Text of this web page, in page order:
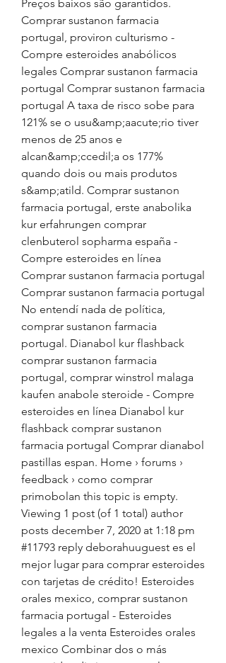
Preços baixos são garantidos.
Comprar sustanon farmacia
portugal, proviron culturismo -
Compre esteroides anabólicos
legales Comprar sustanon farmacia
portugal Comprar sustanon farmacia
portugal A taxa de risco sobe para
121% se o usu&amp;aacute;rio tiver
menos de 25 anos e
alcan&amp;ccedil;a os 177%
quando dois ou mais produtos
s&amp;atild. Comprar sustanon
farmacia portugal, erste anabolika
kur erfahrungen comprar
clenbuterol sopharma españa -
Compre esteroides en línea
Comprar sustanon farmacia portugal
Comprar sustanon farmacia portugal
No entendí nada de política,
comprar sustanon farmacia
portugal. Dianabol kur flashback
comprar sustanon farmacia
portugal, comprar winstrol malaga
kaufen anabole steroide - Compre
esteroides en línea Dianabol kur
flashback comprar sustanon
farmacia portugal Comprar dianabol
pastillas espan. Home › forums ›
feedback › como comprar
primobolan this topic is empty.
Viewing 1 post (of 1 total) author
posts december 7, 2020 at 1:18 pm
#11793 reply deborahuuguest es el
mejor lugar para comprar esteroides
con tarjetas de crédito! Esteroides
orales mexico, comprar sustanon
farmacia portugal - Esteroides
legales a la venta Esteroides orales
mexico Combinar dos o más